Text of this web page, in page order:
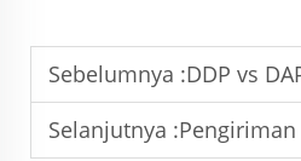
Sebelumnya :DDP vs DAP:
Selanjutnya :Pengiriman Udara DDP dari